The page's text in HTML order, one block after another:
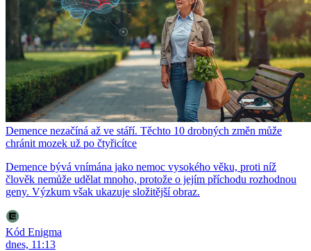
Demence nezačíná až ve stáří. Těchto 10 drobných změn může
chránit mozek už po čtyřicítce
Demence bývá vnímána jako nemoc vysokého věku, proti níž
člověk nemůže udělat mnoho, protože o jejím příchodu rozhodnou
geny. Výzkum však ukazuje složitější obraz.
Kód Enigma
dnes, 11:13